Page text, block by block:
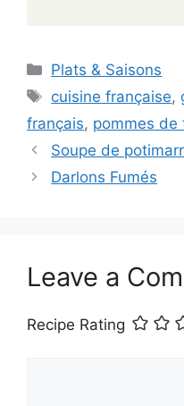
Categories
Plats & Saisons
Tags
cuisine française,
français, pommes de
Soupe de
Darlons Fumés
Leave a
Recipe Rating